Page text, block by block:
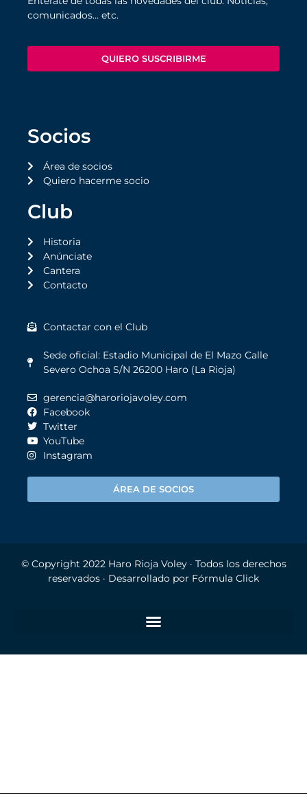
comunicados… etc.
QUIERO SUSCRIBIRME
Socios
Área de socios
Quiero hacerme socio
Club
Historia
Anúnciate
Cantera
Contacto
Contactar con el Club
Sede oficial: Estadio Municipal de El Mazo Calle
Severo Ochoa S/N 26200 Haro (La Rioja)
gerencia@haroriojavoley.com
Facebook
Twitter
YouTube
Instagram
ÁREA DE SOCIOS
© Copyright 2022 Haro Rioja Voley· Todos los derechos
reservados · Desarrollado por Fórmula Click